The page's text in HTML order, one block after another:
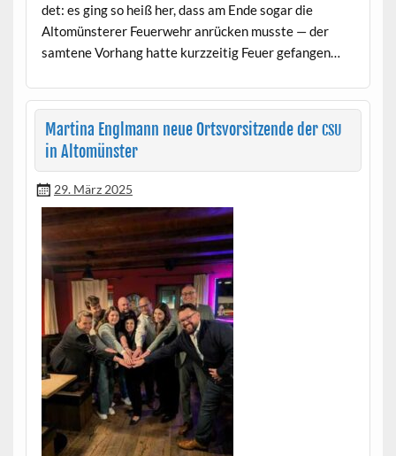
det: es ging so heiß her, dass am Ende sog­ar die
Altomün­ster­er Feuer­wehr anrück­en musste — der
samtene Vorhang hat­te kurzzeit­ig Feuer gefangen…
Martina Englmann neue Ortsvorsitzende derCSU
in Altomünster
29. März 2025